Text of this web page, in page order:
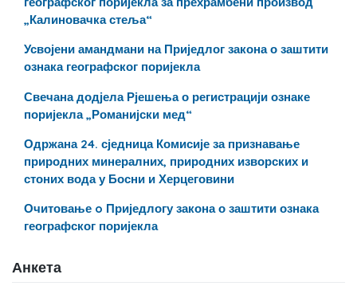
„Калиновачка стеља“
Усвојени амандмани на Приједлог закона о заштити
ознака географског поријекла
Свечана додјела Рјешења о регистрацији ознаке
поријекла „Романијски мед“
Одржана 24. сједница Комисије за признавање
природних минералних, природних изворских и
стоних вода у Босни и Херцеговини
Очитовање o Приједлогу закона о заштити ознака
географског поријекла
Анкета